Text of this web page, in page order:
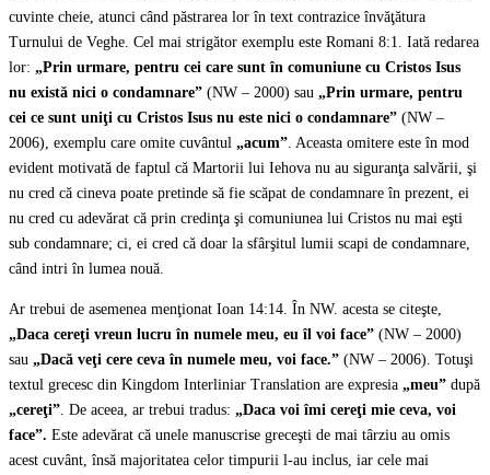
cuvinte cheie, atunci când păstrarea lor în text contrazice învăţătura
Turnului de Veghe. Cel mai strigător exemplu este Romani 8:1. Iată redarea
lor: „Prin urmare, pentru cei care sunt în comuniune cu Cristos Isus
nu există nici o condamnare” (NW – 2000) sau „Prin urmare, pentru
cei ce sunt uniţi cu Cristos Isus nu este nici o condamnare” (NW –
2006), exemplu care omite cuvântul „acum”. Aceasta omitere este în mod
evident motivată de faptul că Martorii lui Iehova nu au siguranţa salvării, şi
nu cred că cineva poate pretinde să fie scăpat de condamnare în prezent, ei
nu cred cu adevărat că prin credinţa şi comuniunea lui Cristos nu mai eşti
sub condamnare; ci, ei cred că doar la sfârşitul lumii scapi de condamnare,
când intri în lumea nouă.
Ar trebui de asemenea menţionat Ioan 14:14. În NW. acesta se citeşte,
„Daca cereţi vreun lucru în numele meu, eu îl voi face” (NW – 2000)
sau „Dacă veţi cere ceva în numele meu, voi face.” (NW – 2006). Totuşi
textul grecesc din Kingdom Interliniar Translation are expresia „meu” după
„cereţi” . De aceea, ar trebui tradus: „Daca voi îmi cereţi mie ceva, voi
face”. Este adevărat că unele manuscrise greceşti de mai târziu au omis
acest cuvânt, însă majoritatea celor timpurii l-au inclus, iar cele mai